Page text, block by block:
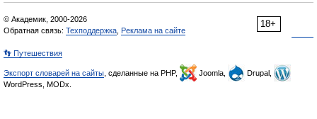
18+
© Академик, 2000-2026
Обратная связь: Техподдержка Реклама на сайте
👣 Путешествия
Экспорт словарей на сайты , сделанные на PHP, Joomla,
Drupal,
WordPress, MODx.